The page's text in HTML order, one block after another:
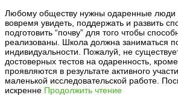
Любому обществу нужны одаренные люди
вовремя увидеть, поддержать и развить
подготовить “почву” для того чтобы
реализованы. Школа должна заниматься
индивидуальности. Пожалуй, не
достоверных тестов на одаренность,
проявляются в результате активного
маленькой исследовательской работе.
искренне Продолжить чтение